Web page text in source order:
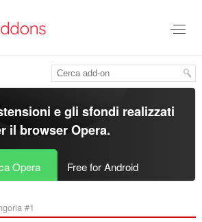
e gli sfondi realizzati
il browser Opera.
Opera Free for Android
#1‎